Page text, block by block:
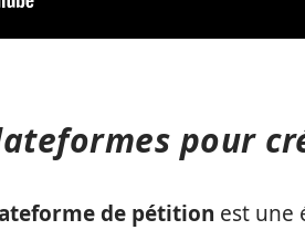
pour
de pétition est une